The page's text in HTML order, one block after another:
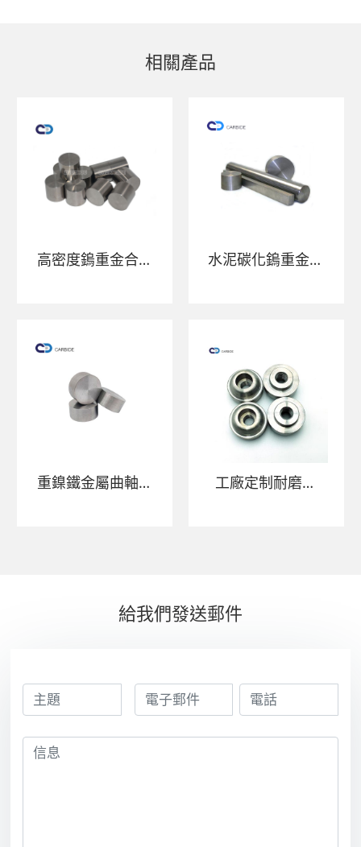
相關產品
高密度鎢重金合金
水泥碳化鎢重金合
重鎳鐵金屬曲軸平
工廠定制耐磨性
給我們發送郵件